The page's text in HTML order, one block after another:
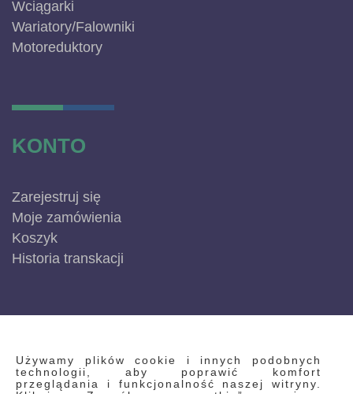
Używamy plików cookie i innych podobnych
technologii, aby poprawić komfort
przeglądania i funkcjonalność naszej witryny.
Wciągarki
Wariatory/Falowniki
Motoreduktory
KONTO
Zarejestruj się
Moje zamówienia
Koszyk
Historia transkacji
INFORMACJE